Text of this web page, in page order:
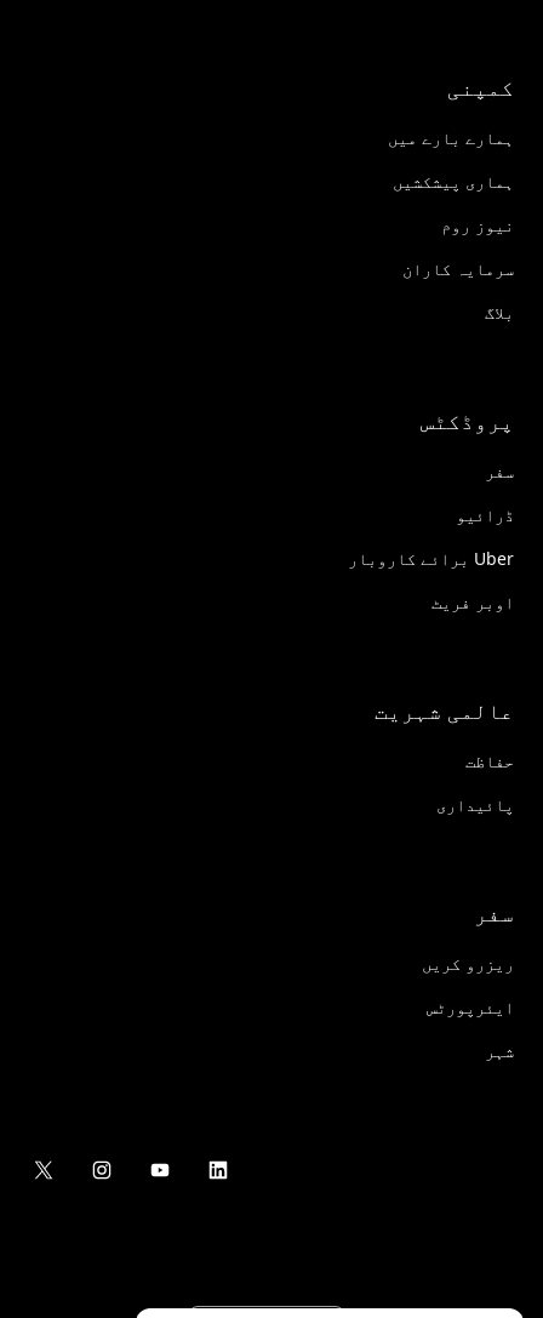
کمپنی
ہمارے بارے میں
ہماری پیشکشیں
نیوز روم
سرمایہ کاران
بلاگ
پروڈکٹس
سفر
ڈرائیو
Uber برائے کاروبار
اوبر فریٹ
عالمی شہریت
حفاظت
پائیداری
سفر
ریزرو کریں
ایئرپورٹس
شہر